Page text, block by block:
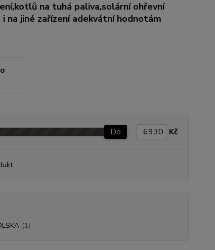
na tuhá paliva,solární ohřevní
na jiné zařízení adekvátní hodnotám
Do Kč
(1)